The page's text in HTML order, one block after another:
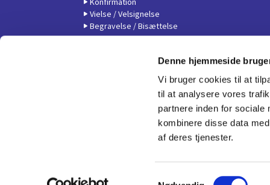
Denne hjemmeside
Vi bruger cookies til at
til at analysere vores
partnere inden for sociale
kombinere disse data
af deres tjenester.
Vielse / Velsignelse
Begravelse / Bisættelse